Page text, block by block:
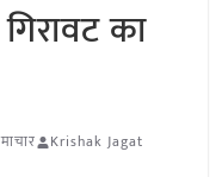
का
Krishak Jagat